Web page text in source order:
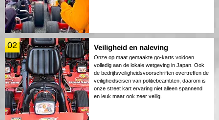
02 Veiligheid en naleving
Onze op maat gemaakte go-karts voldoen
volledig aan de lokale wetgeving in Japan. Ook
de bedrijfsveiligheidsvoorschriften overtreffen de
veiligheidseisen van politiebeambten, daarom is
onze street kart ervaring niet alleen spannend
en leuk maar ook zeer veilig.